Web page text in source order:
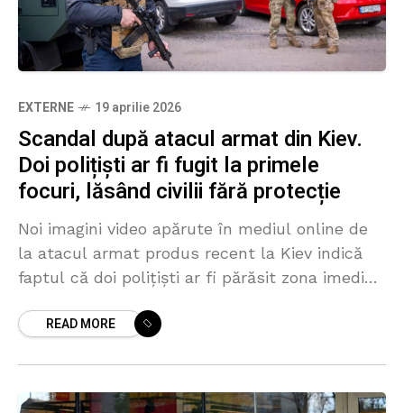
EXTERNE 19 aprilie 2026
Scandal după atacul armat din Kiev.
Doi polițiști ar fi fugit la primele
focuri, lăsând civilii fără protecție
Noi imagini video apărute în mediul online de
la atacul armat produs recent la Kiev indică
faptul că doi polițiști ar fi părăsit zona imediat
READ MORE